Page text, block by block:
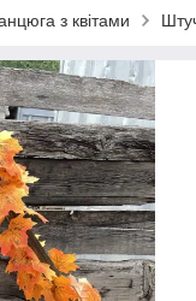
з квітами